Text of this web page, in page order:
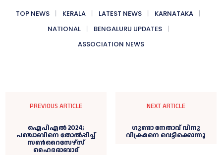
TOP NEWS KERALA LATEST NEWS
KARNATAKA
NATIONAL
BENGALURU UPDATES
ASSOCIATION NEWS
PREVIOUS ARTICLE
ഐപിഎൽ 2024;
പഞ്ചാബിനെ തോൽപ്പിച്ച്
സണ്‍റൈസേഴ്‌സ്
ഹൈദരാബാദ്
NEXT ARTICLE
ഗുണ്ടാ നേതാവ് വിനു
വിക്രമനെ വെട്ടിക്കൊന്നു